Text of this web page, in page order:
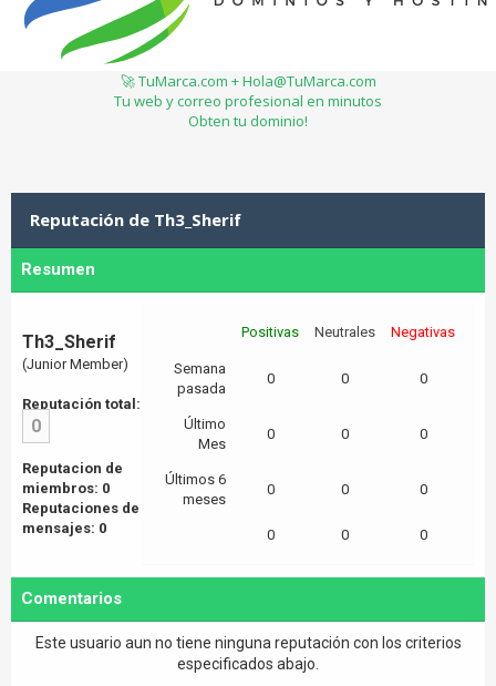
🚀 TuMarca.com + Hola@TuMarca.com
Tu web y correo profesional en minutos
Obten tu dominio!
Reputación de Th3_Sherif
Resumen
Th3_Sherif
(Junior Member)
Reputación total:
0
Reputacion de
miembros: 0
Reputaciones de
mensajes: 0
Positivas Neutrales Negativas
Semana
pasada
0 0 0
Último
Mes
0 0 0
Últimos 6
meses
0 0 0
0 0 0
Comentarios
Este usuario aun no tiene ninguna reputación con los criterios
especificados abajo.